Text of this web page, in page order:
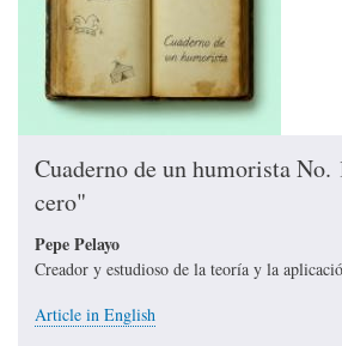
Cuaderno de un humorista No.
cero"
Pepe Pelayo
Creador y estudioso de la teoría y la
Article in English